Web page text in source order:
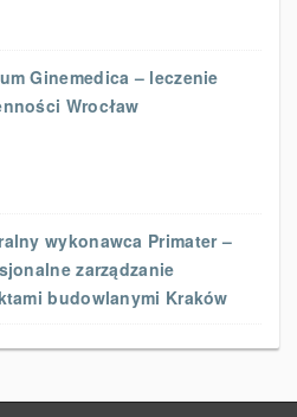
Ginemedica – leczenie
Wrocław
wykonawca Primater –
zarządzanie
budowlanymi Kraków